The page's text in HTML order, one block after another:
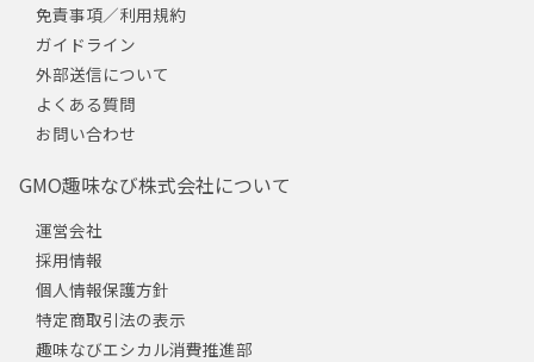
免責事項／利用規約
ガイドライン
外部送信について
よくある質問
お問い合わせ
GMO趣味なび株式会社について
運営会社
採用情報
個人情報保護方針
特定商取引法の表示
趣味なびエシカル消費推進部